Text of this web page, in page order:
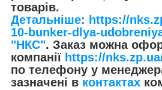
товарів.
Детальніше: https://
10-bunker-dlya-
"НКС". Заказ можна
компанії https://
по телефону у
зазначені в контактах